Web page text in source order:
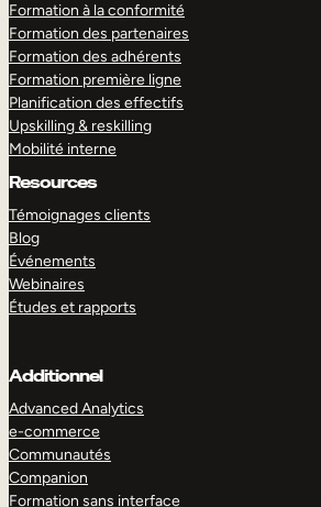
Formation à la conformité
Formation des partenaires
Formation des adhérents
Formation première ligne
Planification des effectifs
Upskilling & reskilling
Mobilité interne
Resources
Témoignages clients
Blog
Événements
Webinaires
Études et rapports
Additionnel
Advanced Analytics
e-commerce
Communautés
Companion
Formation sans interface